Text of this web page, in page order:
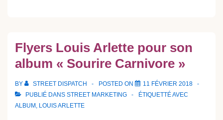
Flyers Louis Arlette pour son
album « Sourire Carnivore »
BY STREET DISPATCH POSTED ON
11 FÉVRIER 2018
PUBLIÉ DANS STREET MARKETING
ÉTIQUETTÉ AVEC
ALBUM , LOUIS ARLETTE